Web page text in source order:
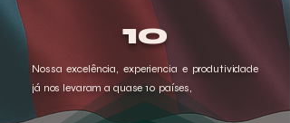
10
Nossa excelência, experiencia e produtividade
já nos levaram a quase 10 países,